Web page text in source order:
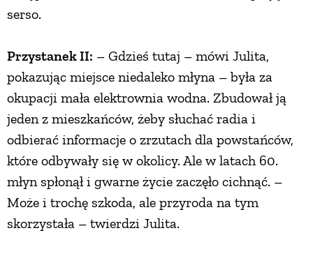
serso.
Przystanek II: – Gdzieś tutaj – mówi Julita,
pokazując miejsce niedaleko młyna – była za
okupacji mała elektrownia wodna. Zbudował ją
jeden z mieszkańców, żeby słuchać radia i
odbierać informacje o zrzutach dla powstańców,
które odbywały się w okolicy. Ale w latach 60.
młyn spłonął i gwarne życie zaczęło cichnąć. –
Może i trochę szkoda, ale przyroda na tym
skorzystała – twierdzi Julita.